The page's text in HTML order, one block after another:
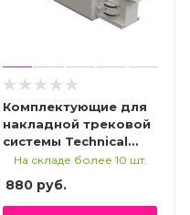
Комплектующие для
накладной трековой
системы Technical
TRA005C-31W
На складе более 10 шт.
880руб.